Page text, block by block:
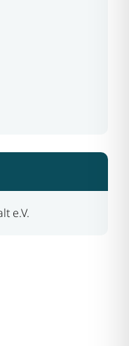
e.V.